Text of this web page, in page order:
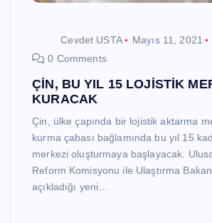
Cevdet USTA
Mayıs 11, 2021
0 Comments
ÇİN, BU YIL 15 LOJİSTİK
KURACAK
Çin, ülke çapında bir lojistik aktarma
kurma çabası bağlamında bu yıl 15
merkezi oluşturmaya başlayacak.
Reform Komisyonu ile Ulaştırma
açıkladığı yeni…